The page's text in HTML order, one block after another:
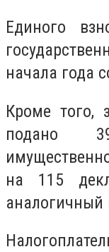
Единого
начала года
Кроме того,
подано
на 115
аналогичный